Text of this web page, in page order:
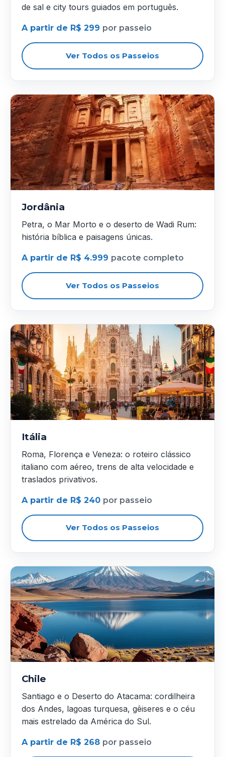
de sal e city tours guiados em português.
A partir de R$ 299 por passeio
Ver Todos os Passeios
Jordânia
Petra, o Mar Morto e o deserto de Wadi Rum:
história bíblica e paisagens únicas.
A partir de R$ 4.999 pacote completo
Ver Todos os Passeios
Itália
Roma, Florença e Veneza: o roteiro clássico
italiano com aéreo, trens de alta velocidade e
traslados privativos.
A partir de R$ 240 por passeio
Ver Todos os Passeios
Chile
Santiago e o Deserto do Atacama: cordilheira
dos Andes, lagoas turquesa, gêiseres e o céu
mais estrelado da América do Sul.
A partir de R$ 268 por passeio